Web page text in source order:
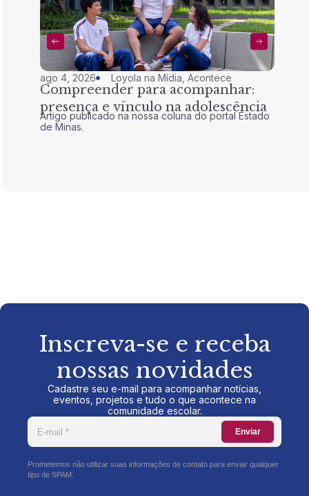
ago 4, 2026 Loyola na Mídia,Acontece
Compreender para acompanhar:
presença e vínculo na adolescência
Artigo publicado na nossa coluna do portal Estado
de Minas.
Inscreva-se e receba
nossas novidades
Cadastre seu e-mail para acompanhar notícias,
eventos, projetos e tudo o que acontece na
comunidade escolar.
Enviar
Prometemos não utilizar suas informações de contato para enviar qualquer
tipo de SPAM.